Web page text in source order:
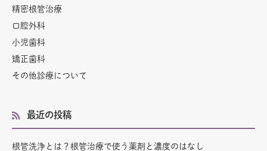
精密根管治療
口腔外科
小児歯科
矯正歯科
その他診療について
最近の投稿
根管洗浄とは？根管治療で使う薬剤と濃度のはなし